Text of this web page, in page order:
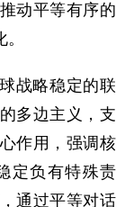
动平等有序的
战略稳定的联
多边主义，支
作用，强调核
定负有特殊责
通过平等对话